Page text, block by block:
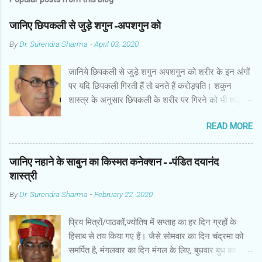
जानिए छिपकली से जुड़े शगुन-अपशगुन को
ByDr. Surendra Sharma -April 03, 2020
जानिये छिपकली से जुड़े शगुन अपशगुन को शरीर के इन अंगों
पर यदि छिपकली गिरती हैं तो बनते हैं करोड़पति। शकुन
शास्त्र के अनुसार छिपकली के शरीर पर गिरने को भी शकुन/
पाई जाती है, एक जंगली और एक घरेलू। छिपकली की जंगली
नस्ल को गिरगिट कहा जाता है जबकि घरों में पाई जाने वाली
छिपकली घरेलू छिपकली कही जाती है। शकुन शास्त्र के
अनुसार छिपकली के शरीर पर गिरने को भी शकुन/अपशकुन
के दाहिनी तरफ गिरना ठीक होता है। इसी प्रकार छिपकली का
की ओर गिरना अच्छा नहीं होता। रविवार या मंगलवार को लाल
रंग की छिपकली तथा शनिवार को काले रंग की छिपकली से
कम हानि होती है। ✍🏻✍🏻🌷🌷👉🏻👉🏻 छिपकली होती है मां
READ MORE
जानिए नहाने के साबुन का किस्मत कनेक्शन--पंडित दयानंद
शास्त्री
ByDr. Surendra Sharma -February 22, 2020
प्रिय मित्रों/पाठकों,ज्योतिष में सप्ताह का हर दिन ग्रहों के
हिसाब से तय किया गए हैं। जैसे सोमवार का दिन चंद्रमा को
समर्पित है, मंगलवार का दिन मंगल के लिए, बुधवार बुध का